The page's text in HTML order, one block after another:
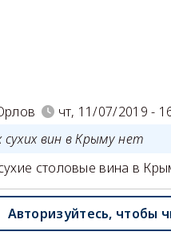
чт, 11/07/2019 -
вин в Крыму нет
столовые вина в
Авторизуйтесь, чтобы